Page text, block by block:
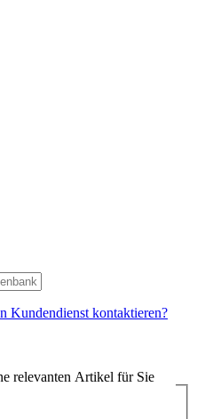
Kundendienst kontaktieren?
relevanten Artikel für Sie